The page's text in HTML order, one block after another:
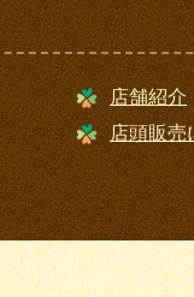
店舗紹介
店頭販売